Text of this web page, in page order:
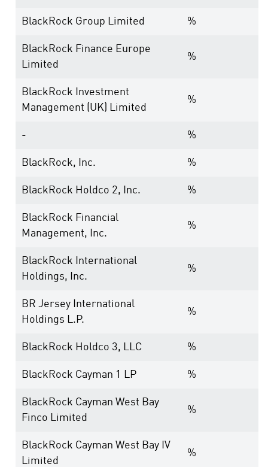
BlackRock Group Limited %
BlackRock Finance Europe
Limited
%
BlackRock Investment
Management (UK) Limited
%
- %
BlackRock, Inc. %
BlackRock Holdco 2, Inc. %
BlackRock Financial
Management, Inc.
%
BlackRock International
Holdings, Inc.
%
BR Jersey International
Holdings L.P.
%
BlackRock Holdco 3, LLC %
BlackRock Cayman 1 LP %
BlackRock Cayman West Bay
Finco Limited
%
BlackRock Cayman West Bay IV
Limited
%